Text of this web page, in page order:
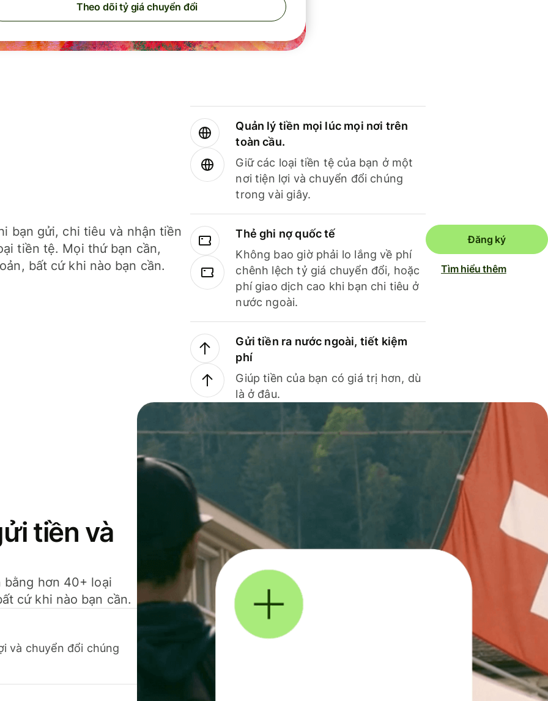
Theo dõi tỷ giá chuyển đổi
bạn gửi, chi tiêu và nhận tiền
tiền tệ. Mọi thứ bạn cần,
bất cứ khi nào bạn cần.
Quản lý tiền mọi lúc mọi nơi trên
toàn cầu.
Giữ các loại tiền tệ của bạn ở một
nơi tiện lợi và chuyển đổi chúng
trong vài giây.
Thẻ ghi nợ quốc tế
Không bao giờ phải lo lắng về phí
chênh lệch tỷ giá chuyển đổi, hoặc
phí giao dịch cao khi bạn chi tiêu ở
nước ngoài.
Gửi tiền ra nước ngoài, tiết kiệm
phí
Giúp tiền của bạn có giá trị hơn, dù
là ở đâu.
Đăng ký
Tìm hiểu thêm
tiền và
hơn 40+ loại
cứ khi nào bạn cần.
và chuyển đổi chúng